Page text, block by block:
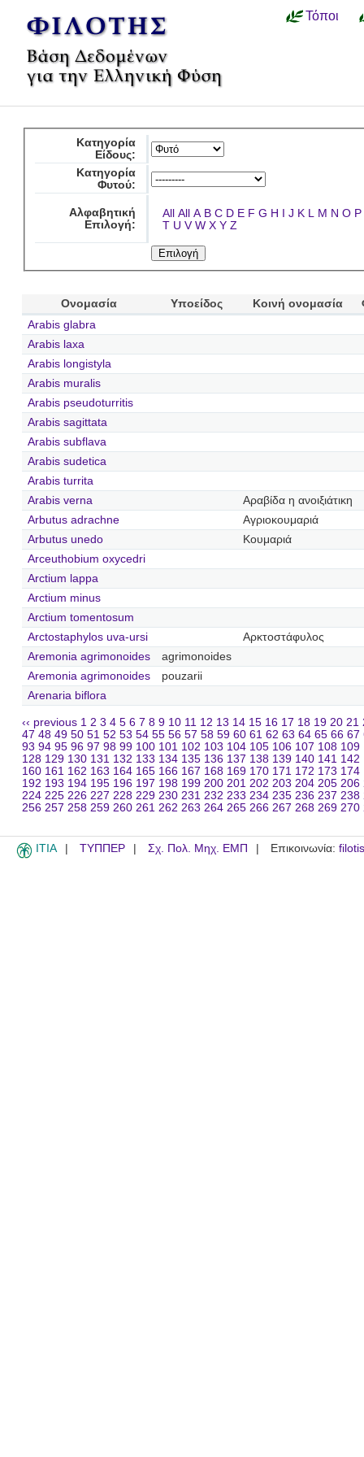
Τόποι
Κατηγορία
Είδους:
Κατηγορία
Φυτού:
Αλφαβητική
Επιλογή:
All All A B C D E F G H I J K L M N O P
T U V W X Y Z
Ονομασία Υποείδος Κοινή ονομασία
Arabis glabra
Arabis laxa
Arabis longistyla
Arabis muralis
Arabis pseudoturritis
Arabis sagittata
Arabis subflava
Arabis sudetica
Arabis turrita
Arabis verna
Αραβίδα η ανοιξιάτικη
Arbutus adrachne
Αγριοκουμαριά
Arbutus unedo
Κουμαριά
Arceuthobium oxycedri
Arctium lappa
Arctium minus
Arctium tomentosum
Arctostaphylos uva-ursi
Αρκτοστάφυλος
Aremonia agrimonoides
agrimonoides
Aremonia agrimonoides
pouzarii
Arenaria biflora
‹‹ previous 1 2 3 4 5 6 7 8 9 10 11 12 13 14 15 16 17 18 19 20 21
47 48 49 50 51 52 53 54 55 56 57 58 59 60 61 62 63 64 65 66 67
93 94 95 96 97 98 99 100 101 102 103 104 105 106 107 108 109
128 129 130 131 132 133 134 135 136 137 138 139 140 141 142
160 161 162 163 164 165 166 167 168 169 170 171 172 173 174
192 193 194 195 196 197 198 199 200 201 202 203 204 205 206
224 225 226 227 228 229 230 231 232 233 234 235 236 237 238
256 257 258 259 260 261 262 263 264 265 266 267 268 269 270
ITIA ΤΥΠΠΕΡ Σχ. Πολ. Μηχ. ΕΜΠ Επικοινωνία: